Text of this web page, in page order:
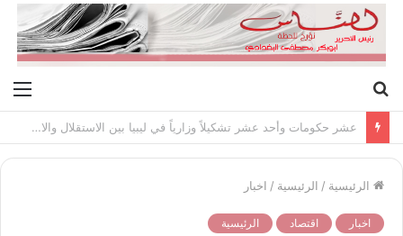
عن
عشر حكومات وأحد عشر تشكيلاً وزارياً في ليبيا بين الاستقلال والانقلاب (1951 – 1969)
الرئيسية / الرئيسية / اخبار
اخبار اقتصاد الرئيسية